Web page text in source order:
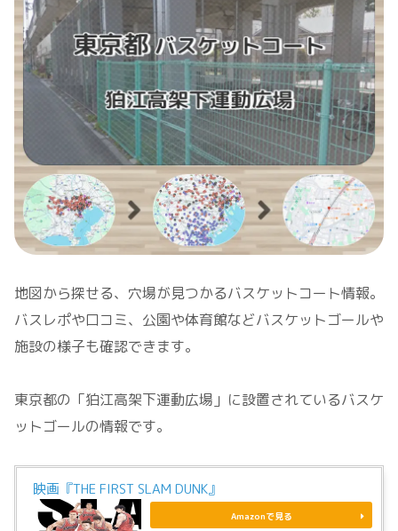
地図から探せる、穴場が見つかるバスケットコート情報。
バスレポや口コミ、公園や体育館などバスケットゴールや
施設の様子も確認できます。
東京都の「狛江高架下運動広場」に設置されているバスケ
ットゴールの情報です。
映画『THE FIRST SLAM DUNK』
Amazonで見る